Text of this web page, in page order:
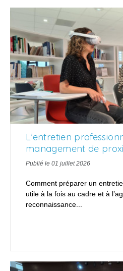
L’entretien
management de
Publié le 01 juillet 2026
Comment préparer un
utile à la fois au cadre et à
reconnaissance...